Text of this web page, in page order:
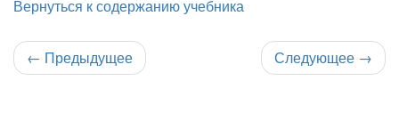
Вернуться к содержанию учебника
← Предыдущее Следующее →